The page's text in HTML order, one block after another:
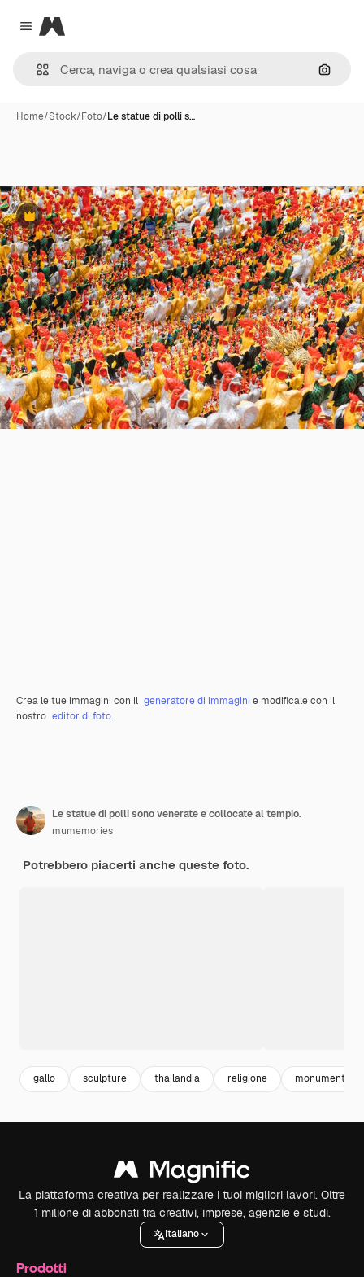
Close menu
Magnific
Cerca
Home/Stock/Foto/Le statue di polli s…
Premium
Crea le tue immagini con il generatore di immagini e modificale con il
nostro editor di foto.
Le statue di polli sono venerate e collocate al tempio.
mumemories
Potrebbero piacerti anche queste foto.
gallo sculpture thailandia religione monumenti
La piattaforma creativa per realizzare i tuoi migliori lavori. Oltre
1 milione di abbonati tra creativi, imprese, agenzie e studi.
Italiano
Prodotti